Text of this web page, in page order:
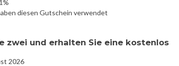
diesen Gutschein verwendet
zwei und erhalten Sie eine kostenlos
2026